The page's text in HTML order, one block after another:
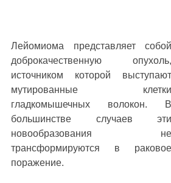
Раковые заболевания кожи
Рак горла
Рак желудка
Лейомиома представляет собой
доброкачественную опухоль,
источником которой выступают
мутированные клетки
гладкомышечных волокон. В
большинстве случаев эти
новообразования не
трансформируются в раковое
поражение.